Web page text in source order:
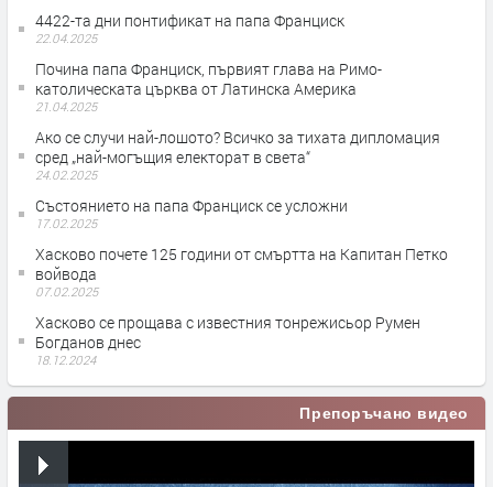
4422-та дни понтификат на папа Франциск
22.04.2025
Почина папа Франциск, първият глава на Римо-
католическата църква от Латинска Америка
21.04.2025
Ако се случи най-лошото? Всичко за тихата дипломация
сред „най-могъщия електорат в света“
24.02.2025
Състоянието на папа Франциск се усложни
17.02.2025
Хасково почете 125 години от смъртта на Капитан Петко
войвода
07.02.2025
Хасково се прощава с известния тонрежисьор Румен
Богданов днес
18.12.2024
Препоръчано видео